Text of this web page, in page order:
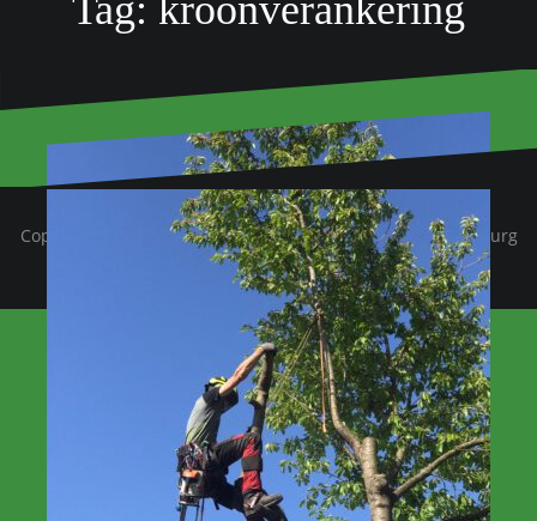
Tag: kroonverankering
Copyright © 2025. by Peters Bomenservice Beek Zuid Limburg
. All Rights Reserved